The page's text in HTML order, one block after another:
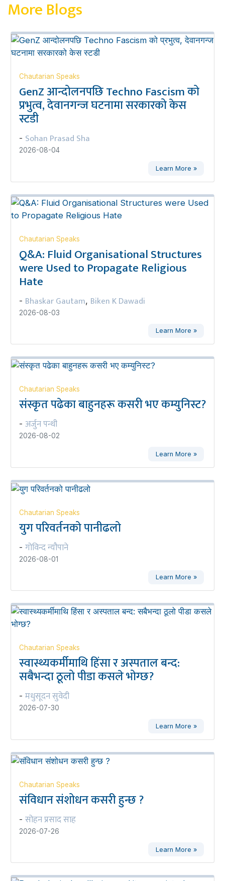
More Blogs
Chautarian Speaks
GenZ आन्दोलनपछि Techno Fascism को
प्रभुत्व, देवानगन्ज घटनामा सरकारको केस
स्टडी
- Sohan Prasad Sha
2026-08-04
Learn More »
Chautarian Speaks
Q&A: Fluid Organisational Structures
were Used to Propagate Religious
Hate
- Bhaskar Gautam, Biken K Dawadi
2026-08-03
Learn More »
Chautarian Speaks
संस्कृत पढेका बाहुनहरू कसरी भए कम्युनिस्ट?
- अर्जुन पन्थी
2026-08-02
Learn More »
Chautarian Speaks
युग परिवर्तनको पानीढलो
- गोविन्द न्यौपाने
2026-08-01
Learn More »
Chautarian Speaks
स्वास्थ्यकर्मीमाथि हिंसा र अस्पताल बन्द:
सबैभन्दा ठूलो पीडा कसले भोग्छ?
- मधुसूदन सुवेदी
2026-07-30
Learn More »
Chautarian Speaks
संविधान संशोधन कसरी हुन्छ ?
- सोहन प्रसाद साह
2026-07-26
Learn More »